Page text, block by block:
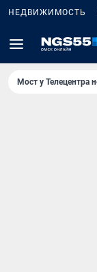
НЕДВИЖИМОСТЬ
Мост у Телецентра